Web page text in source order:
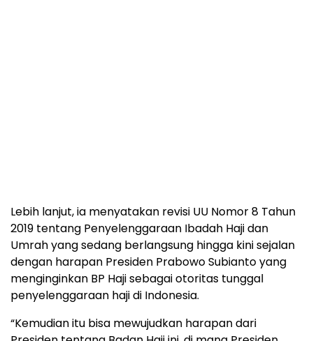
Lebih lanjut, ia menyatakan revisi UU Nomor 8 Tahun
2019 tentang Penyelenggaraan Ibadah Haji dan
Umrah yang sedang berlangsung hingga kini sejalan
dengan harapan Presiden Prabowo Subianto yang
menginginkan BP Haji sebagai otoritas tunggal
penyelenggaraan haji di Indonesia.
“Kemudian itu bisa mewujudkan harapan dari